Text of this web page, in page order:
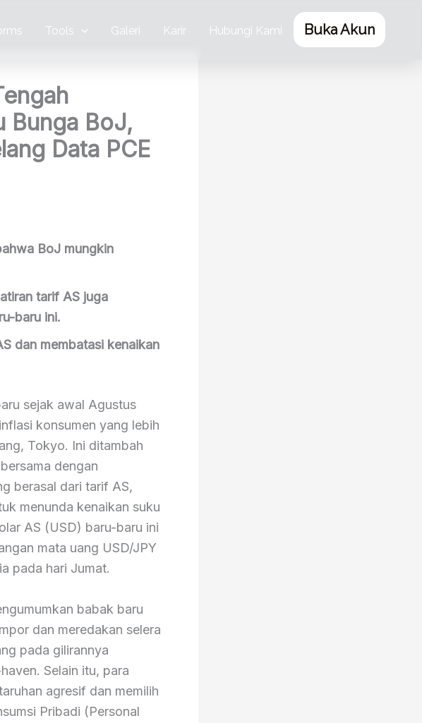
Tools Galeri Karir Hubungi Kami Buka Akun
Bunga BoJ,
Data PCE
BoJ mungkin
tarif AS juga
baru ini.
dan membatasi kenaikan
sejak awal Agustus
konsumen yang lebih
Tokyo. Ini ditambah
dengan
berasal dari tarif AS,
menunda kenaikan suku
AS (USD) baru-baru ini
mata uang USD/JPY
pada hari Jumat.
babak baru
dan meredakan selera
pada gilirannya
Selain itu, para
agresif dan memilih
Pribadi (Personal